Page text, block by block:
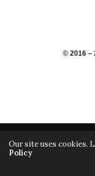
© 2016 –
LIBRERÍA
Our site uses cookies.
Policy